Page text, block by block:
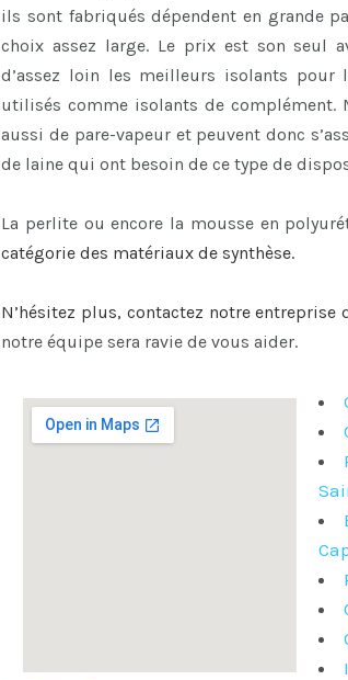
ils sont fabriqués dépendent en grande
choix assez large. Le prix est son seul
d’assez loin les meilleurs isolants
utilisés comme isolants de complément.
aussi de pare-vapeur et peuvent donc
de laine qui ont besoin de ce type de
La perlite ou encore la mousse en
catégorie des matériaux de synthèse.
N’hésitez plus, contactez notre entreprise
notre équipe sera ravie de vous aider.